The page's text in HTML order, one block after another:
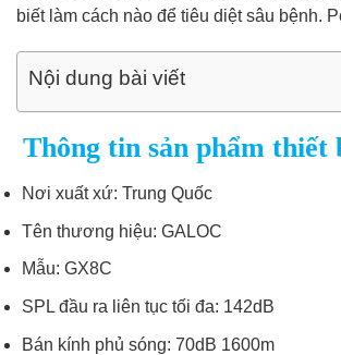
biết làm cách nào để tiêu diệt sâu bệnh.
Nội dung bài viết
Thông tin sản phẩm thiết
Nơi xuất xứ: Trung Quốc
Tên thương hiệu: GALOC
Mẫu: GX8C
SPL đầu ra liên tục tối đa: 142dB
Bán kính phủ sóng: 70dB 1600m